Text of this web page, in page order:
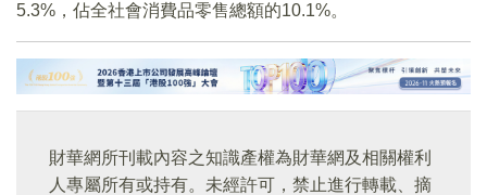
5.3%，佔全社會消費品零售總額的10.1%。
財華網所刊載內容之知識產權為財華網及相關權利
人專屬所有或持有。未經許可，禁止進行轉載、摘